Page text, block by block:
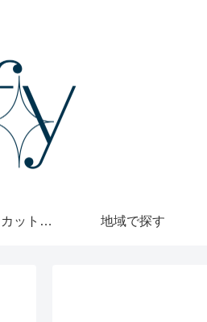
格安・1000円カットで探す 地域で探す